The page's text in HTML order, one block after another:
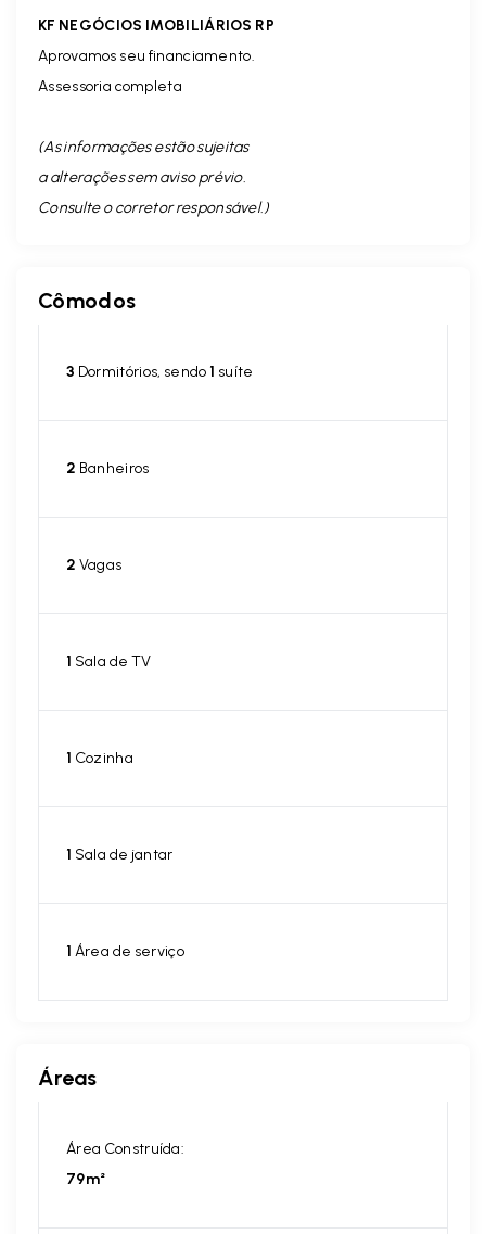
KF NEGÓCIOS IMOBILIÁRIOS RP
Aprovamos seu financiamento.
Assessoria completa
(As informações estão sujeitas
a alterações sem aviso prévio.
Consulte o corretor responsável. )
Cômodos
3 Dormitórios, sendo1 suíte
2 Banheiros
2 Vagas
1 Sala de TV
1 Cozinha
1 Sala de jantar
1 Área de serviço
Áreas
Área Construída:
79m²